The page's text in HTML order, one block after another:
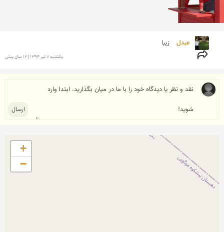
عبدل زیبا
يكشنبه 7 تير 1394 | 12 سال پیش
+
−